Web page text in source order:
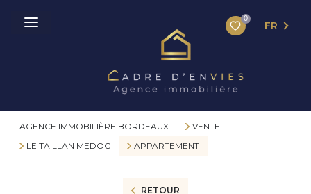
0
FR
AGENCE IMMOBILIÈRE BORDEAUX
VENTE
LE TAILLAN MEDOC
APPARTEMENT
RETOUR